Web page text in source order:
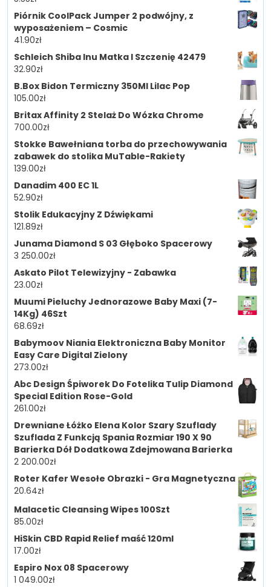
Piórnik CoolPack Jumper 2 podwójny, z
wyposażeniem – Cosmic
41.90zł
Schleich Shiba Inu Matka I Szczenię 42479
32.90zł
B.Box Bidon Termiczny 350Ml Lilac Pop
105.00zł
Britax Affinity 2 Stelaż Do Wózka Chrome
700.00zł
Stokke Bawełniana torba do przechowywania
zabawek do stolika MuTable-Rakiety
139.00zł
Danadim 400 EC 1L
52.90zł
Stolik Edukacyjny Z Dźwiękami
121.89zł
Junama Diamond S 03 Głęboko Spacerowy
3 250.00zł
Askato Pilot Telewizyjny - Zabawka
23.00zł
Muumi Pieluchy Jednorazowe Baby Maxi (7-
14Kg) 46Szt
68.69zł
Babymoov Niania Elektroniczna Baby Monitor
Easy Care Digital Zielony
273.00zł
Abc Design Śpiworek Do Fotelika Tulip Diamond
Special Edition Rose-Gold
261.00zł
Drewniane Łóżko Elena Kolor Szary Szuflady
Szuflada Z Funkcją Spania Rozmiar 190 X 90
Barierka Dół Dodatkowa Zdejmowana Barierka
2 200.00zł
Roter Kafer Wesołe Obrazki - Gra Magnetyczna
20.64zł
Malacetic Cleansing Wipes 100Szt
85.00zł
HiSkin CBD Rapid Relief maść 120ml
17.00zł
Espiro Nox 08 Spacerowy
1 049.00zł